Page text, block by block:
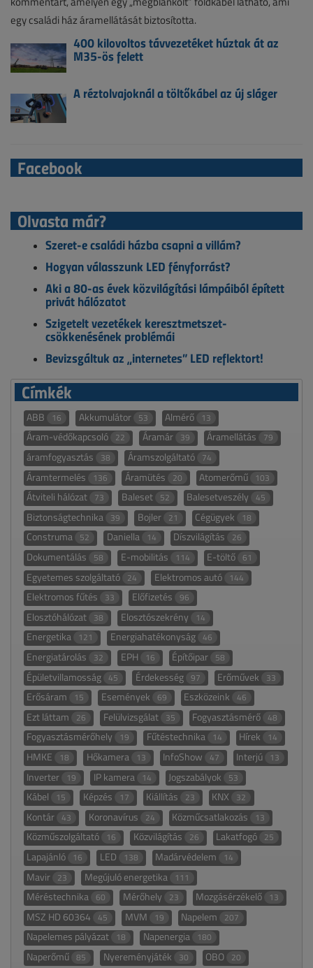
egy családi ház áramellátását biztosította.
400 kilovoltos távvezetéket húztak át az
M35-ös felett
A réztolvajoknál a töltőkábel az új sláger
Facebook
Olvasta már?
Szeret-e családi házba csapni a villám?
Hogyan válasszunk LED fényforrást?
Aki a 80-as évek közvilágítási lámpáiból épített
privát hálózatot
Szigetelt vezetékek keresztmetszet-
csökkenésének problémái
Bevizsgáltuk az „internetes” LED reflektort!
Címkék
ABB 16 Akkumulátor 53 Almérő 13
Áram-védőkapcsoló 22 Áramár 39 Áramellátás 79
áramfogyasztás 38 Áramszolgáltató 74
Áramtermelés 136 Áramütés 20 Atomerőmű 103
Átviteli hálózat 73 Baleset 52 Balesetveszély 45
Biztonságtechnika 39 Bojler 21 Cégügyek 18
Construma 52 Daniella 14 Díszvilágítás 26
Dokumentálás 58 E-mobilitás 114 E-töltő 61
Egyetemes szolgáltató 24 Elektromos autó 144
Elektromos fűtés 33 Előfizetés 96
Elosztóhálózat 38 Elosztószekrény 14
Energetika 121 Energiahatékonyság 46
Energiatárolás 32 EPH 16 Építőipar 58
Épületvillamosság 45 Érdekesség 97 Erőművek 33
Erősáram 15 Események 69 Eszközeink 46
Ezt láttam 26 Felülvizsgálat 35 Fogyasztásmérő 48
Fogyasztásmérőhely 19 Fűtéstechnika 14 Hírek 14
HMKE 18 Hőkamera 13 InfoShow 47 Interjú 13
Inverter 19 IP kamera 14 Jogszabályok 53
Kábel 15 Képzés 17 Kiállítás 23 KNX 32
Kontár 43 Koronavírus 24 Közműcsatlakozás 13
Közműszolgáltató 16 Közvilágítás 26 Lakatfogó 25
Lapajánló 16 LED 138 Madárvédelem 14
Mavir 23 Megújuló energetika 111
Méréstechnika 60 Mérőhely 23 Mozgásérzékelő 13
MSZ HD 60364 45 MVM 19 Napelem 207
Napelemes pályázat 18 Napenergia 180
Naperőmű 85 Nyereményjáték 30 OBO 20